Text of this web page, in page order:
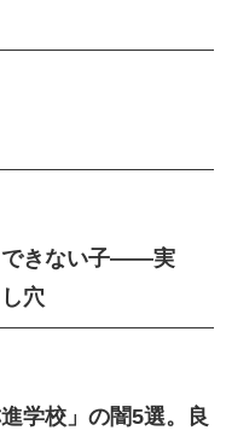
できない子——実
穴
学校」の闇5選。良